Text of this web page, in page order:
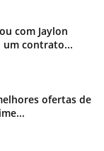
com Jaylon
um contrato...
ofertas de